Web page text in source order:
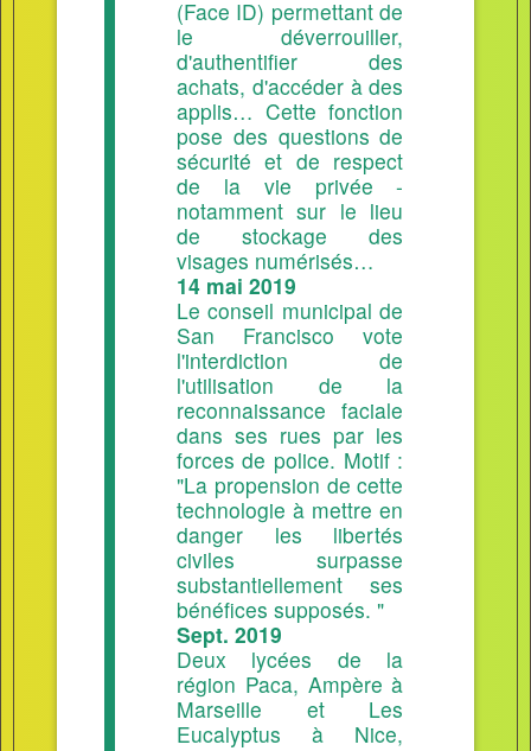
(Face ID) permettant de
le déverrouiller,
d'authentifier des
achats, d'accéder à des
applis… Cette fonction
pose des questions de
sécurité et de respect
de la vie privée -
notamment sur le lieu
de stockage des
visages numérisés…
14 mai 2019
Le conseil municipal de
San Francisco vote
l'interdiction de
l'utilisation de la
reconnaissance faciale
dans ses rues par les
forces de police. Motif :
"La propension de cette
technologie à mettre en
danger les libertés
civiles surpasse
substantiellement ses
bénéfices supposés. "
Sept. 2019
Deux lycées de la
région Paca, Ampère à
Marseille et Les
Eucalyptus à Nice,